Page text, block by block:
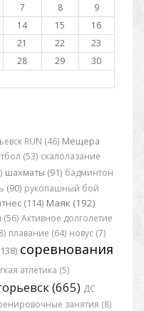
7 8
9
14 15
16
21 22
23
28 29
30
RUN (46) Мещера
(53) скалолазание
шахматы (91) бадминтон
(90) рукопашный бой
(114) Маяк (192)
(56) Активное долголетие
плавание (64) новус (7)
соревнования
атлетика (5)
(665) ДС
занятия (8)